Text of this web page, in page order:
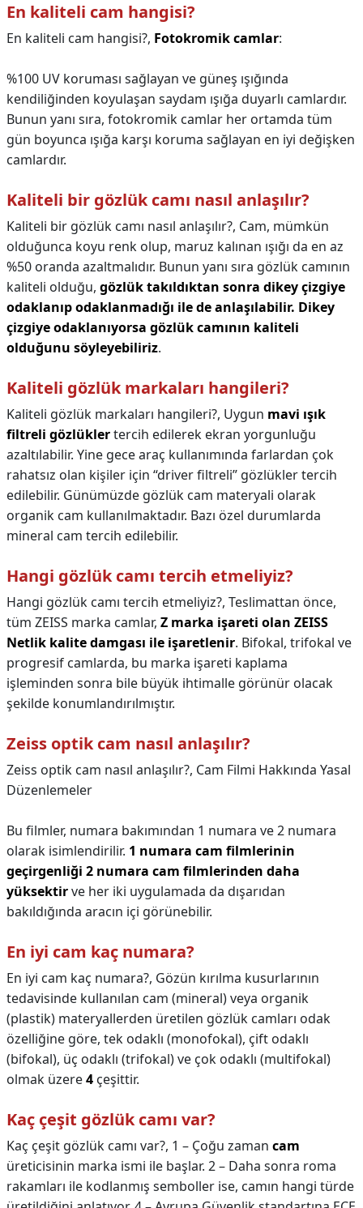
En kaliteli cam hangisi?
En kaliteli cam hangisi?, Fotokromik camlar:
%100 UV koruması sağlayan ve güneş ışığında
kendiliğinden koyulaşan saydam ışığa duyarlı camlardır.
Bunun yanı sıra, fotokromik camlar her ortamda tüm
gün boyunca ışığa karşı koruma sağlayan en iyi değişken
camlardır.
Kaliteli bir gözlük camı nasıl anlaşılır?
Kaliteli bir gözlük camı nasıl anlaşılır?, Cam, mümkün
olduğunca koyu renk olup, maruz kalınan ışığı da en az
%50 oranda azaltmalıdır. Bunun yanı sıra gözlük camının
kaliteli olduğu, gözlük takıldıktan sonra dikey çizgiye
odaklanıp odaklanmadığı ile de anlaşılabilir. Dikey
çizgiye odaklanıyorsa gözlük camının kaliteli
olduğunu söyleyebiliriz.
Kaliteli gözlük markaları hangileri?
Kaliteli gözlük markaları hangileri?, Uygun mavi ışık
filtreli gözlüklertercih edilerek ekran yorgunluğu
azaltılabilir. Yine gece araç kullanımında farlardan çok
rahatsız olan kişiler için “driver filtreli” gözlükler tercih
edilebilir. Günümüzde gözlük cam materyali olarak
organik cam kullanılmaktadır. Bazı özel durumlarda
mineral cam tercih edilebilir.
Hangi gözlük camı tercih etmeliyiz?
Hangi gözlük camı tercih etmeliyiz?, Teslimattan önce,
tüm ZEISS marka camlar, Z marka işareti olan ZEISS
Netlik kalite damgası ile işaretlenir. Bifokal, trifokal ve
progresif camlarda, bu marka işareti kaplama
işleminden sonra bile büyük ihtimalle görünür olacak
şekilde konumlandırılmıştır.
Zeiss optik cam nasıl anlaşılır?
Zeiss optik cam nasıl anlaşılır?, Cam Filmi Hakkında Yasal
Düzenlemeler
Bu filmler, numara bakımından 1 numara ve 2 numara
olarak isimlendirilir. 1 numara cam filmlerinin
geçirgenliği 2 numara cam filmlerinden daha
yüksektirve her iki uygulamada da dışarıdan
bakıldığında aracın içi görünebilir.
En iyi cam kaç numara?
En iyi cam kaç numara?, Gözün kırılma kusurlarının
tedavisinde kullanılan cam (mineral) veya organik
(plastik) materyallerden üretilen gözlük camları odak
özelliğine göre, tek odaklı (monofokal), çift odaklı
(bifokal), üç odaklı (trifokal) ve çok odaklı (multifokal)
olmak üzere4 çeşittir.
Kaç çeşit gözlük camı var?
Kaç çeşit gözlük camı var?, 1 – Çoğu zaman cam
üreticisinin marka ismi ile başlar. 2 – Daha sonra roma
rakamları ile kodlanmış semboller ise, camın hangi türde